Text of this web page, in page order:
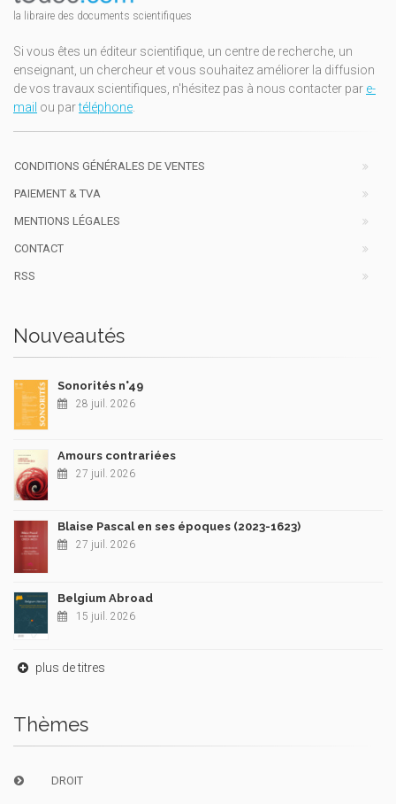
la libraire des documents scientifiques
Si vous êtes un éditeur scientifique, un centre de recherche, un
enseignant, un chercheur et vous souhaitez améliorer la diffusion
de vos travaux scientifiques, n'hésitez pas à nous contacter par e-
mail ou partéléphone.
CONDITIONS GÉNÉRALES DE VENTES
PAIEMENT & TVA
MENTIONS LÉGALES
CONTACT
RSS
Nouveautés
Sonorités n°49
28 juil. 2026
Amours contrariées
27 juil. 2026
Blaise Pascal en ses époques (2023-1623)
27 juil. 2026
Belgium Abroad
15 juil. 2026
plus de titres
Thèmes
DROIT